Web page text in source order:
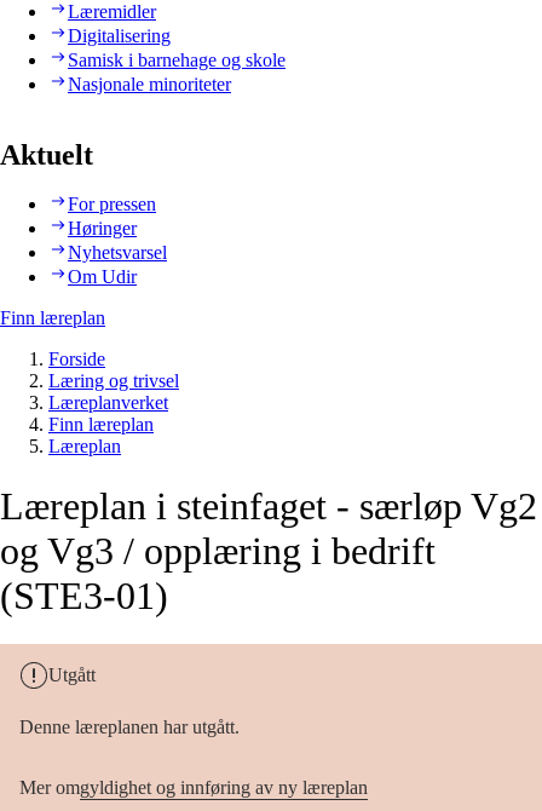
Læremidler
Digitalisering
Samisk i barnehage og skole
Nasjonale minoriteter
Aktuelt
For pressen
Høringer
Nyhetsvarsel
Om Udir
Finn læreplan
Forside
Læring og trivsel
Læreplanverket
Finn læreplan
Læreplan
Læreplan i steinfaget - særløp Vg2
og Vg3 / opplæring i bedrift
(STE3-01)
Utgått
Denne læreplanen har utgått.
Mer omgyldighet og innføring av ny læreplan